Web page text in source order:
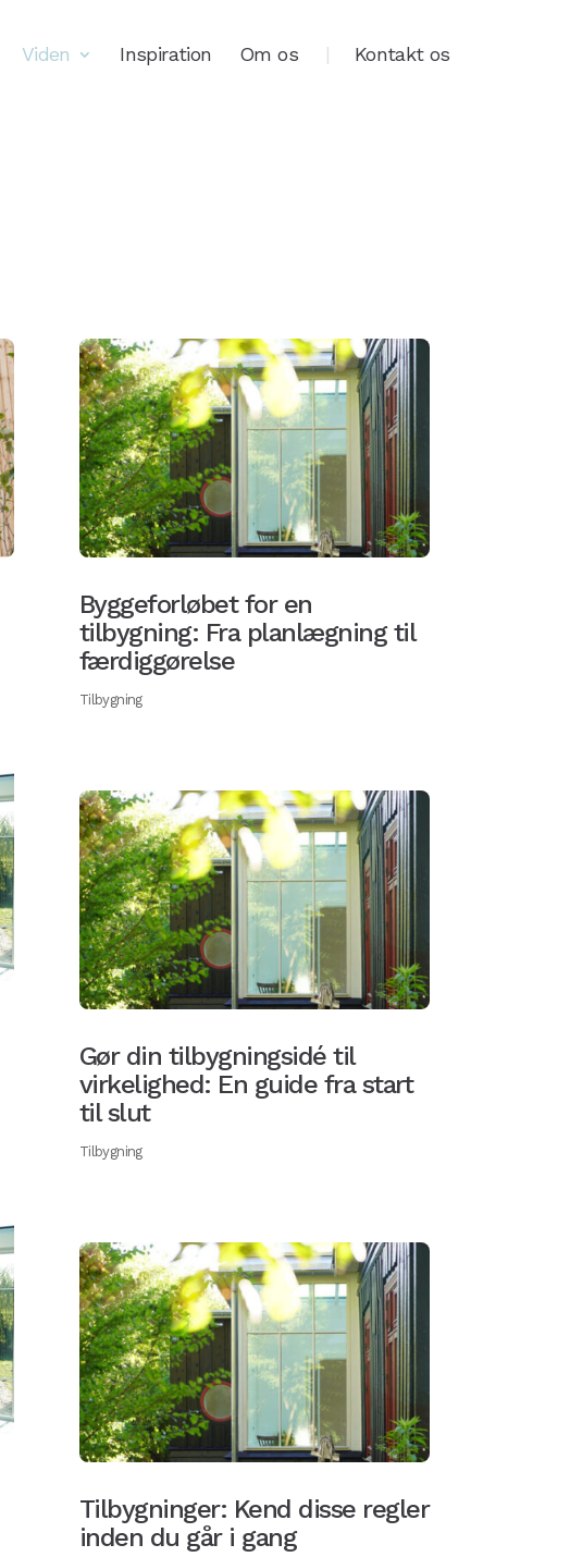
Viden Inspiration Om os Kontakt os
Byggeforløbet for en
tilbygning: Fra planlægning til
færdiggørelse
Tilbygning
Gør din tilbygningsidé til
virkelighed: En guide fra start
til slut
Tilbygning
Tilbygninger: Kend disse regler
inden du går i gang